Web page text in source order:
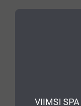
VIIMSI SPA